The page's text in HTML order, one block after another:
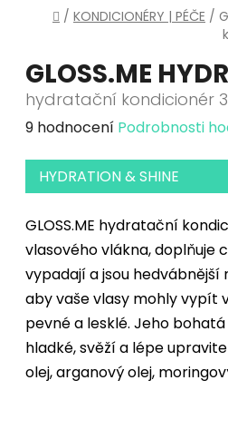
Domů
/ KONDICIONÉRY | PÉČE /
GLOSS.ME
hydratační kondicionér
Průměrné
produktu
je
5,0
z
5
hvězdiček.
9 hodnocení Podrobnosti
HYDRATION & SHINE
GLOSS.ME hydratační
vlasového vlákna, doplňuje
vypadají a jsou
aby vaše vlasy mohly vypít
pevné a lesklé. Jeho
hladké, svěží a lépe
olej, arganový olej,